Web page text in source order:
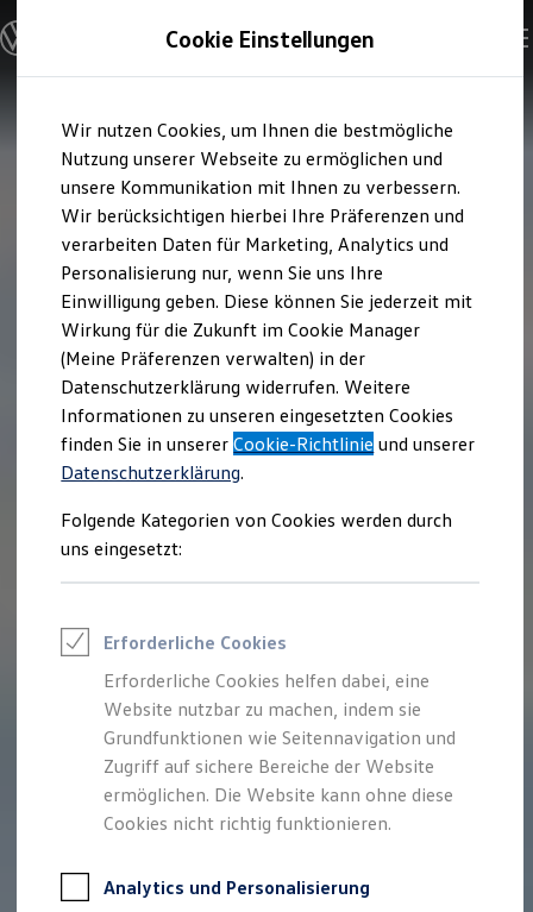
Hauptinhalt
springen
Footer
springen
Modelle und Konfigurator
Konfigurator
Modelle vergleichen
Elektroautos
ENERGY Sondermodelle
Nutzfahrzeuge
SUV und CUV
Familienautos
Kombis
Kompaktwagen
Sportwagen
Schnell verfügbare Fahrzeuge
Angebote und Produkte
Aktuelle Angebote
E-Auto-Förderung
Volkswagen Marktplatz
Die ENERGY Sondermodelle
Junge Gebrauchtwagen und Gebrauchtwagen
Volkswagen Zertifizierte Gebrauchtwagen
Elektromobilität bei Gebrauchtwagen
Saisonangebote
Reifenpakete
Leasing
Leasing-Angebote
Elektroauto Leasing
Kleinwagen-Leasing
Leasing ohne Anzahlung
Finanzierung
Autokredit mit Schlussrate
Versicherungen und Garantien
Kfz-Versicherung
Restschuldversicherungen
Garantien
Professional Class bei Volkswagen
Cookie Einstellungen
Wir nutzen Cookies, um Ihnen die bestmögliche
Nutzung unserer Webseite zu ermöglichen und
unsere Kommunikation mit Ihnen zu verbessern.
Wir berücksichtigen hierbei Ihre Präferenzen und
verarbeiten Daten für Marketing, Analytics und
Personalisierung nur, wenn Sie uns Ihre
Einwilligung geben. Diese können Sie jederzeit mit
Wirkung für die Zukunft im Cookie Manager
(Meine Präferenzen verwalten) in der
Datenschutzerklärung widerrufen. Weitere
Informationen zu unseren eingesetzten Cookies
finden Sie in unsererCookie-Richtlinie und unserer
Datenschutzerklärung.
Folgende Kategorien von Cookies werden durch
uns eingesetzt:
Erforderliche Cookies
Erforderliche Cookies helfen dabei, eine
Website nutzbar zu machen, indem sie
Grundfunktionen wie Seitennavigation und
Zugriff auf sichere Bereiche der Website
ermöglichen. Die Website kann ohne diese
Cookies nicht richtig funktionieren.
Analytics und Personalisierung